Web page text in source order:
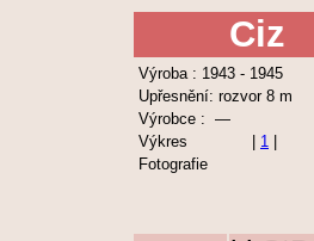
Ciz
Výroba : 1943 - 1945
Upřesnění: rozvor 8 m
Výrobce : —
Výkres
1
Fotografie